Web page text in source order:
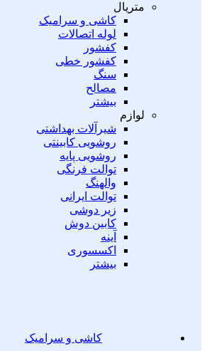
متریال
کاشی و سرامیک
لوله اتصالات
کفشور
کفشور خطی
سنگ
مصالح
بیشتر
لوازم
شیرآلات بهداشتی
روشویی کابینتی
روشویی پایه
توالت فرنگی
والهنگ
توالت ایرانی
زیر دوشی
کابین دوش
آینه
اکسسوری
بیشتر
کاشی و سرامیک